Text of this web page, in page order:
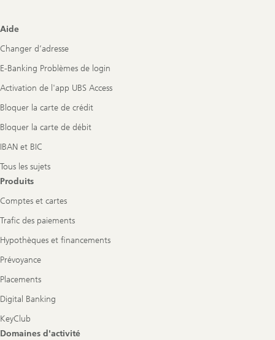
Footer
Aide
Changer d’adresse
E-Banking Problèmes de login
Activation de l'app UBS Access
Bloquer la carte de crédit
Bloquer la carte de débit
IBAN et BIC
Tous les sujets
Produits
Comptes et cartes
Trafic des paiements
Hypothèques et financements
Prévoyance
Placements
Digital Banking
KeyClub
Domaines d'activité